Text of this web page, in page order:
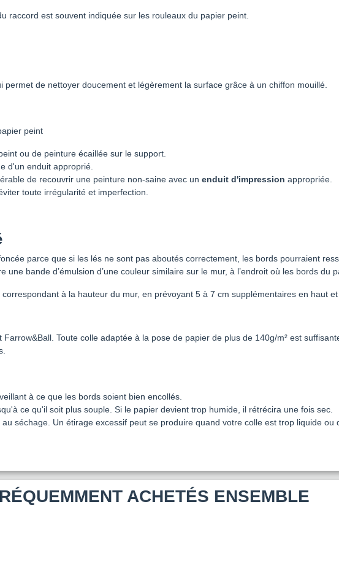
raccord est souvent indiquée sur les rouleaux du papier peint.
de nettoyer doucement et légèrement la surface grâce à un chiffon mouillé.
peint
ou de peinture écaillée sur le support.
d'un enduit approprié.
de recouvrir une peinture non-saine avec un enduit d'impression appropriée.
toute irrégularité et imperfection.
parce que si les lés ne sont pas aboutés correctement, les bords pourraient
bande d’émulsion d’une couleur similaire sur le mur, à l’endroit où les bords du
à la hauteur du mur, en prévoyant 5 à 7 cm supplémentaires en haut
Toute colle adaptée à la pose de papier de plus de 140g/m² est
à ce que les bords soient bien encollés.
ce qu'il soit plus souple. Si le papier devient trop humide, il rétrécira une fois sec.
séchage. Un étirage excessif peut se produire quand votre colle est trop liquide
ACHETÉS ENSEMBLE